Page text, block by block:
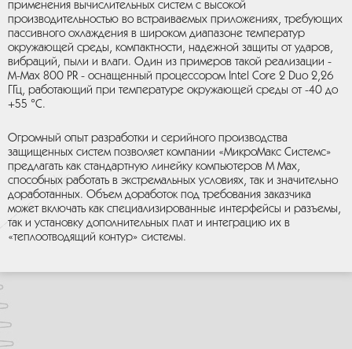
применения вычислительных систем с высокой
производительностью во встраиваемых приложениях, требующих
пассивного охлаждения в широком диапазоне температур
окружающей среды, компактности, надежной защиты от ударов,
вибраций, пыли и влаги. Один из примеров такой реализации -
M-Max 800 PR - оснащенный процессором Intel Core 2 Duo 2,26
ГГц, работающий при температуре окружающей среды от -40 до
+55 °C.
Огромный опыт разработки и серийного производства
защищенных систем позволяет компании «МикроМакс Системс»
предлагать как стандартную линейку компьютеров M Max,
способных работать в экстремальных условиях, так и значительно
доработанных. Объем доработок под требования заказчика
может включать как специализированные интерфейсы и разъемы,
так и установку дополнительных плат и интеграцию их в
«теплоотводящий контур» системы.